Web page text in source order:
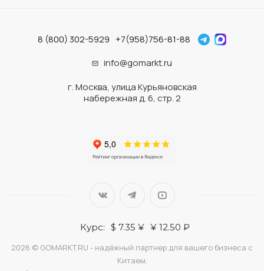
8 (800) 302-5929 +7(958)756-81-88
info@gomarkt.ru
г. Москва, улица Курьяновская
набережная д. 6, стр. 2
Курс: $ 7.35 ¥ ¥ 12.50 ₽
2026 © GOMARKT.RU - надёжный партнер для вашего бизнеса с
Китаем.